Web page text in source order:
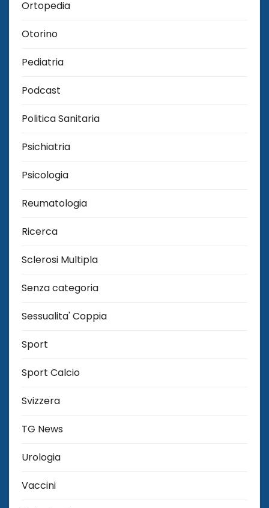
Ortopedia
Otorino
Pediatria
Podcast
Politica Sanitaria
Psichiatria
Psicologia
Reumatologia
Ricerca
Sclerosi Multipla
Senza categoria
Sessualita' Coppia
Sport
Sport Calcio
Svizzera
TG News
Urologia
Vaccini